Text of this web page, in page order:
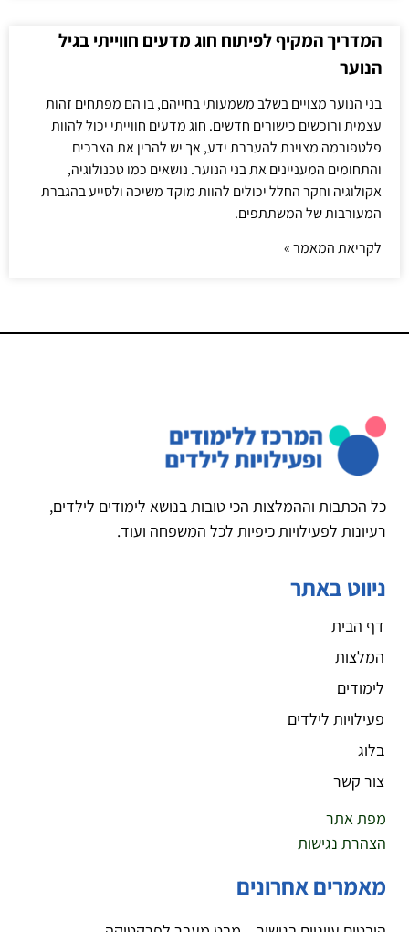
המדריך המקיף לפיתוח חוג מדעים חווייתי בגיל
הנוער
בני הנוער מצויים בשלב משמעותי בחייהם, בו הם מפתחים זהות
עצמית ורוכשים כישורים חדשים. חוג מדעים חווייתי יכול להוות
פלטפורמה מצוינת להעברת ידע, אך יש להבין את הצרכים
והתחומים המעניינים את בני הנוער. נושאים כמו טכנולוגיה,
אקולוגיה וחקר החלל יכולים להוות מוקד משיכה ולסייע בהגברת
המעורבות של המשתתפים.
לקריאת המאמר »
כל הכתבות וההמלצות הכי טובות בנושא לימודים לילדים,
רעיונות לפעילויות כיפיות לכל המשפחה ועוד.
ניווט באתר
דף הבית
המלצות
לימודים
פעילויות לילדים
בלוג
צור קשר
מפת אתר
הצהרת נגישות
מאמרים אחרונים